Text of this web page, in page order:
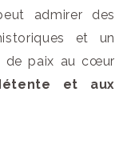
admirer des
et un
de paix au cœur
et aux